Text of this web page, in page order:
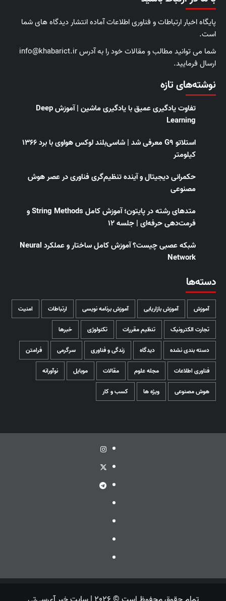
پایگاه اخبار ارتباطات و فناوری اطلاعات آماده انتشار دیدگاه های شما
است.
شما می توانید مطالب و مقالات خود را به آدرس info@khabarict.ir
ارسال فرمایید.
نوشته‌های تازه
تفاوت یادگیری عمیق با یادگیری ماشین | آموزش Deep
Learning
استلاتو G9 معرفی شد | شاسی‌بلند لوکس هواوی با برد ۱۳۶۶
کیلومتر
حکمرانی دیجیتال و آینده تنظیم‌گری فناوری در عصر هوش
مصنوعی
متدهای رشته در پایتون؛ آموزش کامل String Methods و
فرمت‌دهی حرفه‌ای | جلسه ۱۲
شبکه عصبی چیست؟ آموزش کامل ساختار و عملکرد Neural
Network
دسته‌ها
آموزش آموزش بازاریابی آموزش برنامه نویسی ارتباطات امنیت
تجارت الکترونیک تنظیم مقررات تکنولوژی خبرها
دسته بندی نشده دیدگاه زندگی و فناوری سرگرمی فرامتن
فناوری اطلاعات مجله علوم مقالات موبایل نوآورانه
هوش مصنوعی ویژه ها کسب و کار
اینستاگرام
توئیتر
تلگرام